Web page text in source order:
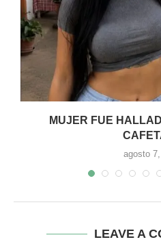
MUJER FUE
agosto
LEAVE A